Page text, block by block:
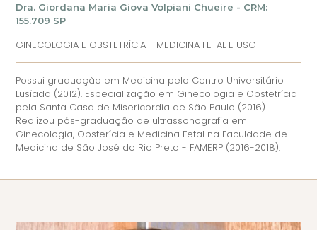
Dra. Giordana Maria Giova Volpiani Chueire - CRM:
155.709 SP
GINECOLOGIA E OBSTETRÍCIA - MEDICINA FETAL E USG
Possui graduação em Medicina pelo Centro Universitário
Lusíada (2012). Especialização em Ginecologia e Obstetrícia
pela Santa Casa de Misericordia de São Paulo (2016)
Realizou pós-graduação de ultrassonografia em
Ginecologia, Obsterícia e Medicina Fetal na Faculdade de
Medicina de São José do Rio Preto - FAMERP (2016-2018).